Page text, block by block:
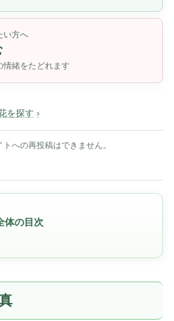
い方へ
情緒をたどれます
を探す
への再投稿はできません。
体の目次